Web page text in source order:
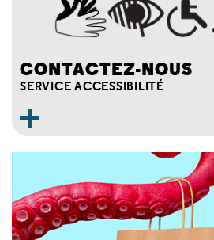
CONTACTEZ-NOUS
SERVICE ACCESSIBILITÉ